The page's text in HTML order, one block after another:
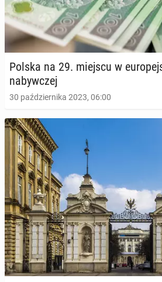
Polska na 29. miejscu w
na­byw­czej
30 października 2023, 06:00